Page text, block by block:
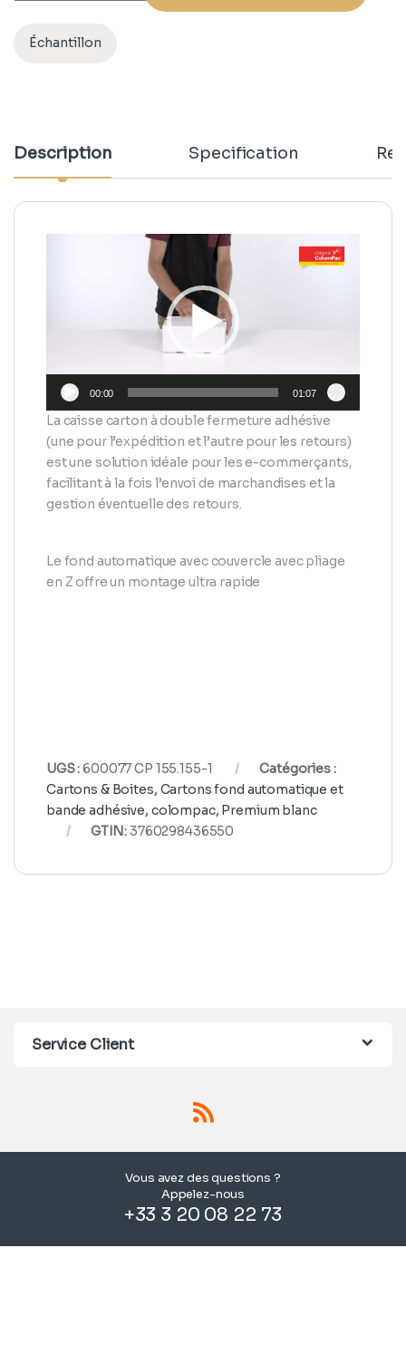
Échantillon
Description Specification
00:00 01:07
La caisse carton à double fermeture adhésive
(une pour l’expédition et l’autre pour les retours)
est une solution idéale pour les e-commerçants,
facilitant à la fois l’envoi de marchandises et la
gestion éventuelle des retours.
Le fond automatique avec couvercle avec pliage
en Z offre un montage ultra rapide
UGS :600077 CP 155.155-1
Catégories :
Cartons & Boites,Cartons fond automatique et
bande adhésive,colompac,Premium blanc
GTIN: 3760298436550
Service Client
Vous avez des questions ?
Appelez-nous
+33 3 20 08 22 73